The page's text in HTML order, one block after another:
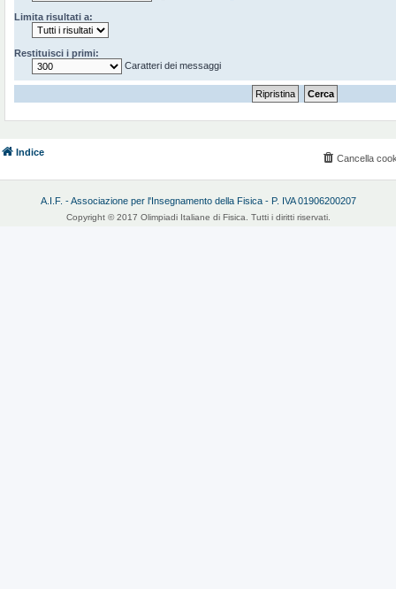
Limita risultati a:
Restituisci i primi:
Caratteri dei messaggi
Indice
Cancella
A.I.F. - Associazione per l'Insegnamento della Fisica - P. IVA 01906200207
Copyright © 2017 Olimpiadi Italiane di Fisica. Tutti i diritti riservati.